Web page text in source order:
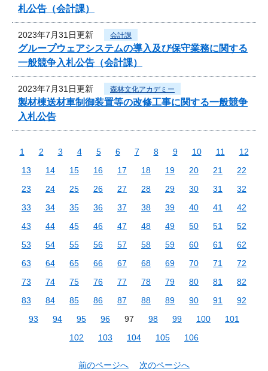
札公告（会計課）
2023年7月31日更新 会計課
グループウェアシステムの導入及び保守業務に関する
一般競争入札公告（会計課）
2023年7月31日更新 森林文化アカデミー
製材棟送材車制御装置等の改修工事に関する一般競争
入札公告
1 2 3 4 5 6 7 8 9 10 11
12
13
14 15 16 17 18 19 20 21
22
23
24 25 26 27 28 29 30 31
32
33
34 35 36 37 38 39 40 41
42
43
44 45 46 47 48 49 50 51
52
53
54 55 56 57 58 59 60 61
62
63
64 65 66 67 68 69 70 71
72
73
74 75 76 77 78 79 80 81
82
83
84 85 86 87 88 89 90 91
92
93
94 95 96 97 98 99 100
101
102
103 104 105 106
前のページへ 次のページへ